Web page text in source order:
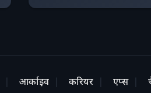
आर्काइव करियर एप्स